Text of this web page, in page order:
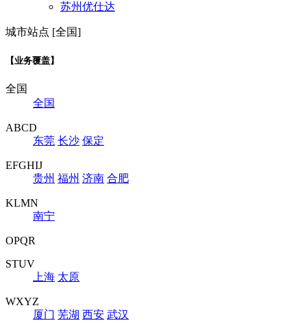
苏州优仕达
城市站点 [全国]
【业务覆盖】
全国
全国
ABCD
东莞 长沙 保定
EFGHIJ
贵州 福州 济南 合肥
KLMN
南宁
OPQR
STUV
上海 太原
WXYZ
厦门 芜湖 西安 武汉